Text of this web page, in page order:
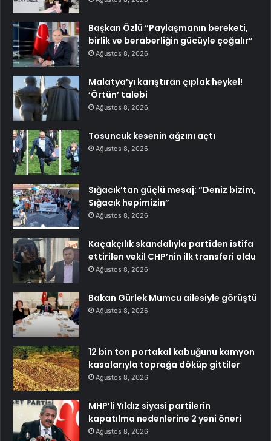
Başkan Özlü “Paylaşmanın bereketi,
birlik ve beraberliğin gücüyle çoğalır”
Ağustos 8, 2026
Malatya’yı karıştıran çıplak heykel!
‘Örtün’ talebi
Ağustos 8, 2026
Tosuncuk kesenin ağzını açtı
Ağustos 8, 2026
Sığacık’tan güçlü mesaj: “Deniz bizim,
Sığacık hepimizin”
Ağustos 8, 2026
Kaçakçılık skandalıyla partiden istifa
ettirilen vekil CHP’nin ilk transferi oldu
Ağustos 8, 2026
Bakan Gürlek Mumcu ailesiyle görüştü
Ağustos 8, 2026
12 bin ton portakal kabuğunu kamyon
kasalarıyla toprağa döküp gittiler
Ağustos 8, 2026
MHP’li Yıldız siyasi partilerin
kapatılma nedenlerine 2 yeni öneri
Ağustos 8, 2026